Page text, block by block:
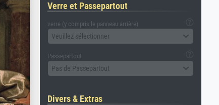
Verre et Passepartout
verre (y compris le panneau arrière)
Veuillez sélectionner
Passepartout
Pas de Passepartout
Divers & Extras